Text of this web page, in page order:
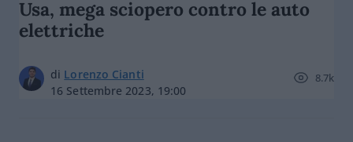
Usa, mega sciopero contro le auto
elettriche
di Lorenzo Cianti
16 Settembre 2023, 19:00
8.7k